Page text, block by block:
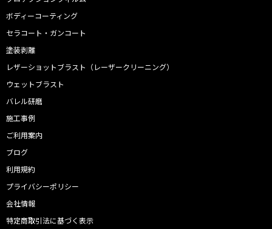
ボディーコーティング
セラコート・ガンコート
塗装剥離
レザーショットブラスト（レーザークリーニング）
ウェットブラスト
バレル研磨
施工事例
ご利用案内
ブログ
利用規約
プライバシーポリシー
会社情報
特定商取引法に基づく表示